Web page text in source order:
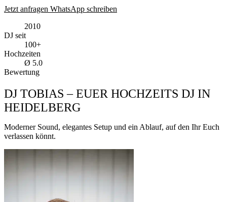
Jetzt anfragen WhatsApp schreiben
2010
DJ seit
100+
Hochzeiten
Ø 5.0
Bewertung
DJ TOBIAS – EUER HOCHZEITS DJ IN
HEIDELBERG
Moderner Sound, elegantes Setup und ein Ablauf, auf den Ihr Euch
verlassen könnt.